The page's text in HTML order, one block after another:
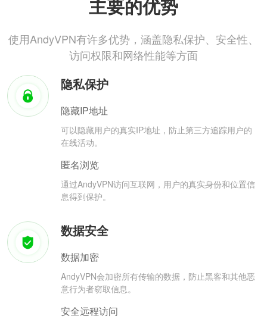
主要的优势
使用AndyVPN有许多优势，涵盖隐私保护、安全性、
访问权限和网络性能等方面
隐私保护
隐藏IP地址
可以隐藏用户的真实IP地址，防止第三方追踪用户的
在线活动。
匿名浏览
通过AndyVPN访问互联网，用户的真实身份和位置信
息得到保护。
数据安全
数据加密
AndyVPN会加密所有传输的数据，防止黑客和其他恶
意行为者窃取信息。
安全远程访问